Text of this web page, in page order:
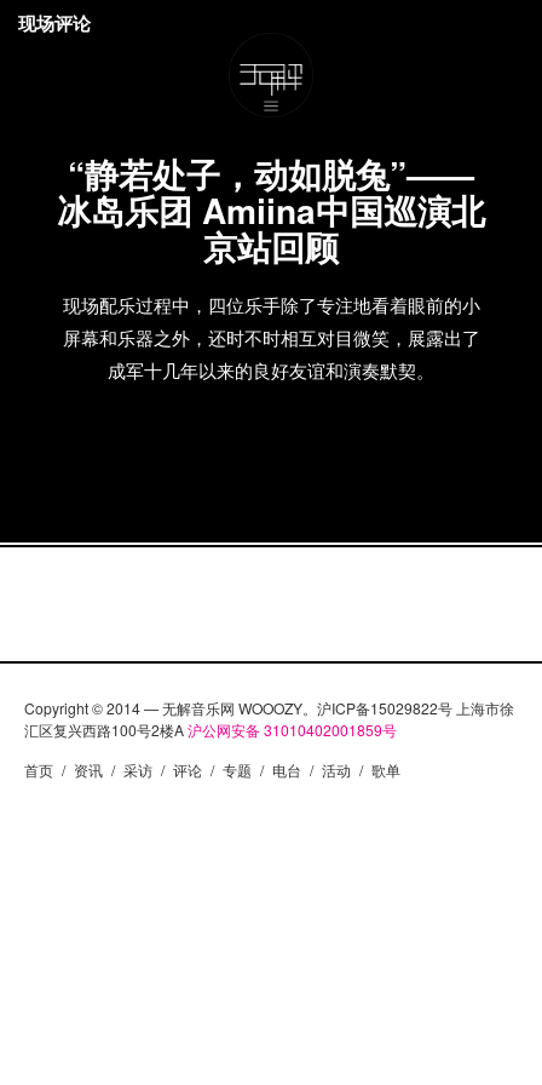
“静若处子，动如脱兔”——
冰岛乐团 Amiina中国巡演北
京站回顾
现场配乐过程中，四位乐手除了专注地看着眼前的小
屏幕和乐器之外，还时不时相互对目微笑，展露出了
成军十几年以来的良好友谊和演奏默契。
现场评论
Copyright © 2014 — 无解音乐网 WOOOZY。沪ICP备15029822号 上海市徐
汇区复兴西路100号2楼A沪公网安备 31010402001859号
首页 / 资讯 / 采访 / 评论 / 专题 / 电台 / 活动 / 歌单